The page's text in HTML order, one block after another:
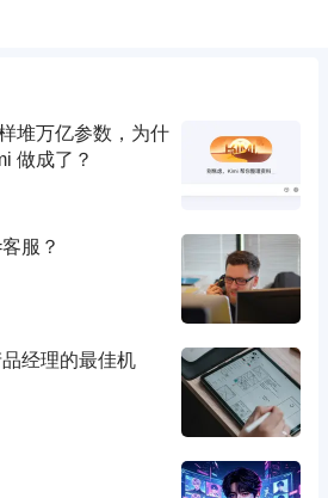
堆万亿参数，为什
做成了？
服？
经理的最佳机